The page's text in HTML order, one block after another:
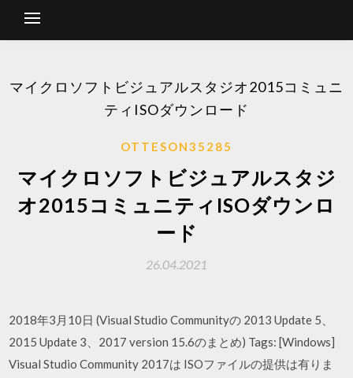
マイクロソフトビジュアルスタジオ2015コミュニ
ティISOダウンロード
OTTESON35285
マイクロソフトビジュアルスタジ
オ2015コミュニティISOダウンロ
ード
26.04.2021
2018年3月10日 (Visual Studio Communityの 2013 Update 5、
2015 Update 3、2017 version 15.6のまとめ) Tags: [Windows]
Visual Studio Community 2017は ISOファイルの提供は有りま